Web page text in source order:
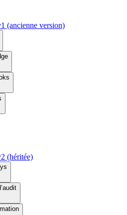
(ancienne version)
(héritée)